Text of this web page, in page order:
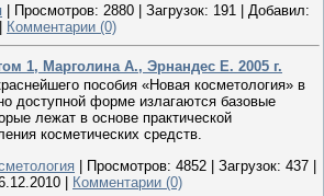
| Просмотров: 2880 | Загрузок: 191 | Добавил:
| Комментарии (0)
1, Марголина А., Эрнандес Е. 2005 г.
пособия «Новая косметология» в
доступной форме излагаются базовые
лежат в основе практической
косметических средств.
Просмотров: 4852 Загрузок: 437
Комментарии (0)